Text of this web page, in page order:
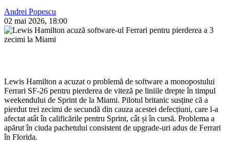
Andrei Popescu
02 mai 2026, 18:00
Lewis Hamilton a acuzat o problemă de software a monopostului
Ferrari SF-26 pentru pierderea de viteză pe liniile drepte în timpul
weekendului de Sprint de la Miami. Pilotul britanic susține că a
pierdut trei zecimi de secundă din cauza acestei defecțiuni, care l-a
afectat atât în calificările pentru Sprint, cât și în cursă. Problema a
apărut în ciuda pachetului consistent de upgrade-uri adus de Ferrari
în Florida.